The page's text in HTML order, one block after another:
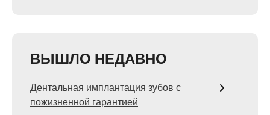
ВЫШЛО НЕДАВНО
Дентальная имплантация зубов с
пожизненной гарантией